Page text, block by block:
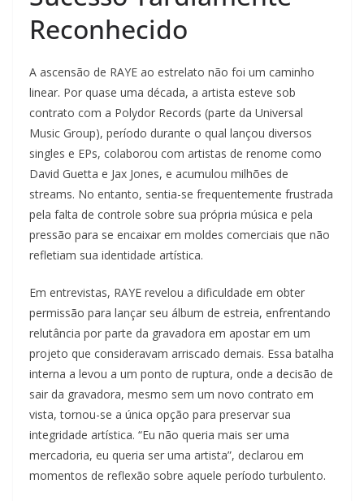
Reconhecido
A ascensão de RAYE ao estrelato não foi um caminho
linear. Por quase uma década, a artista esteve sob
contrato com a Polydor Records (parte da Universal
Music Group), período durante o qual lançou diversos
singles e EPs, colaborou com artistas de renome como
David Guetta e Jax Jones, e acumulou milhões de
streams. No entanto, sentia-se frequentemente frustrada
pela falta de controle sobre sua própria música e pela
pressão para se encaixar em moldes comerciais que não
refletiam sua identidade artística.
Em entrevistas, RAYE revelou a dificuldade em obter
permissão para lançar seu álbum de estreia, enfrentando
relutância por parte da gravadora em apostar em um
projeto que consideravam arriscado demais. Essa batalha
interna a levou a um ponto de ruptura, onde a decisão de
sair da gravadora, mesmo sem um novo contrato em
vista, tornou-se a única opção para preservar sua
integridade artística. “Eu não queria mais ser uma
mercadoria, eu queria ser uma artista”, declarou em
momentos de reflexão sobre aquele período turbulento.